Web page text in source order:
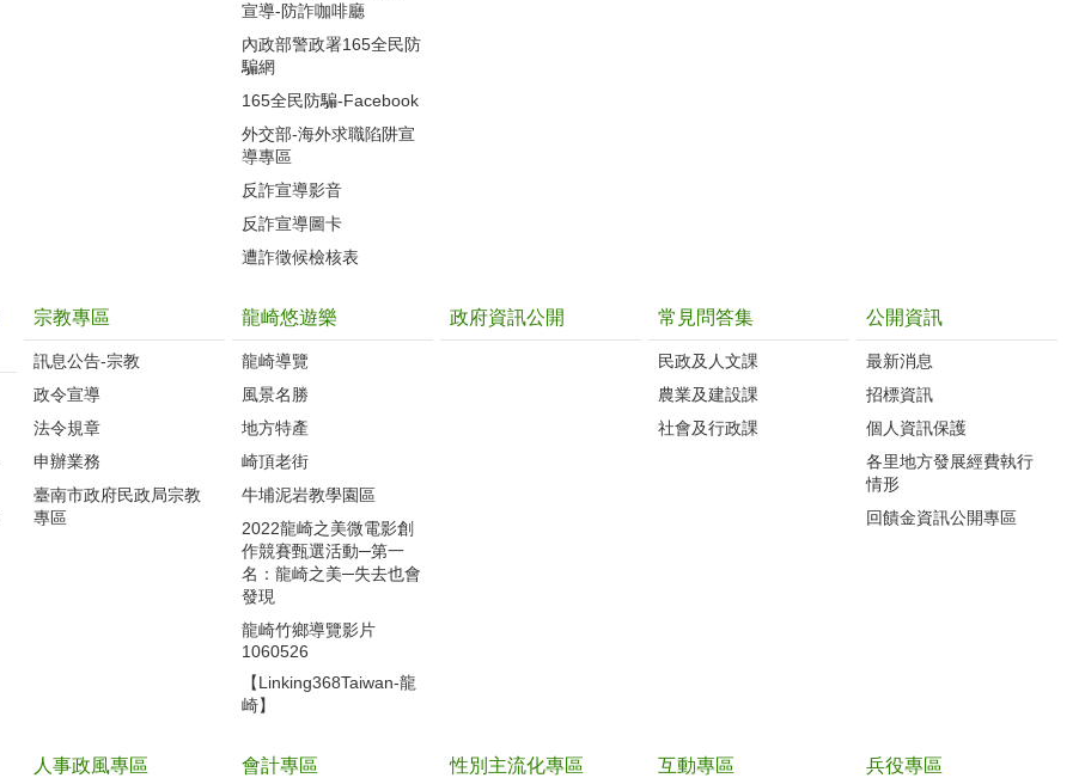
宣導-防詐咖啡廳
內政部警政署165全民防
騙網
165全民防騙-Facebook
外交部-海外求職陷阱宣
導專區
反詐宣導影音
反詐宣導圖卡
遭詐徵候檢核表
宗教專區
訊息公告-宗教
政令宣導
法令規章
申辦業務
臺南市政府民政局宗教
專區
龍崎悠遊樂
龍崎導覽
風景名勝
地方特產
崎頂老街
牛埔泥岩教學園區
2022龍崎之美微電影創
作競賽甄選活動─第一
名：龍崎之美─失去也會
發現
龍崎竹鄉導覽影片
1060526
【Linking368Taiwan-龍
崎】
政府資訊公開 常見問答集
民政及人文課
農業及建設課
社會及行政課
公開資訊
最新消息
招標資訊
個人資訊保護
各里地方發展經費執行
情形
回饋金資訊公開專區
人事政風專區 會計專區 性別主流化專區 互動專區 兵役專區